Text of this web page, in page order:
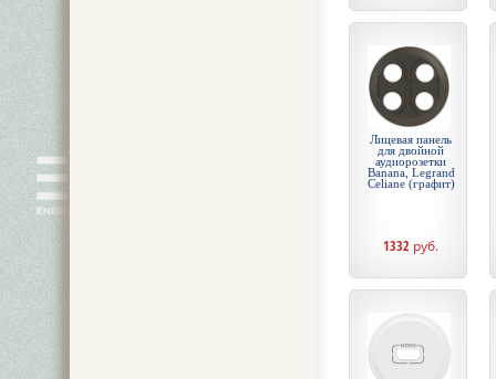
Лицевая панель
для двойной
аудиорозетки
Banana, Legrand
Celiane (графит)
1332 руб.